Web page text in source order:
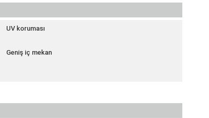
UV koruması
Geniş iç mekan